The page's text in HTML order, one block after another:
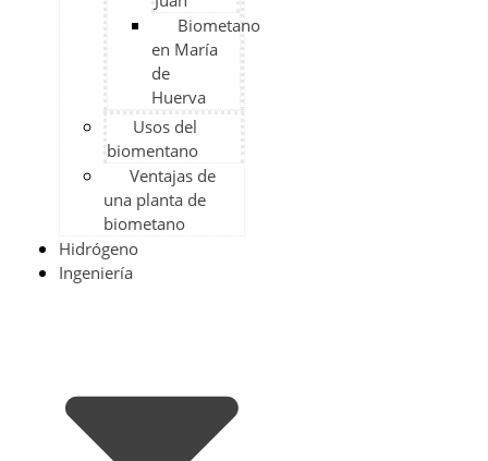
Biometano
en María
de
Huerva
Usos del
biomentano
Ventajas de
una planta de
biometano​
Hidrógeno
Ingeniería